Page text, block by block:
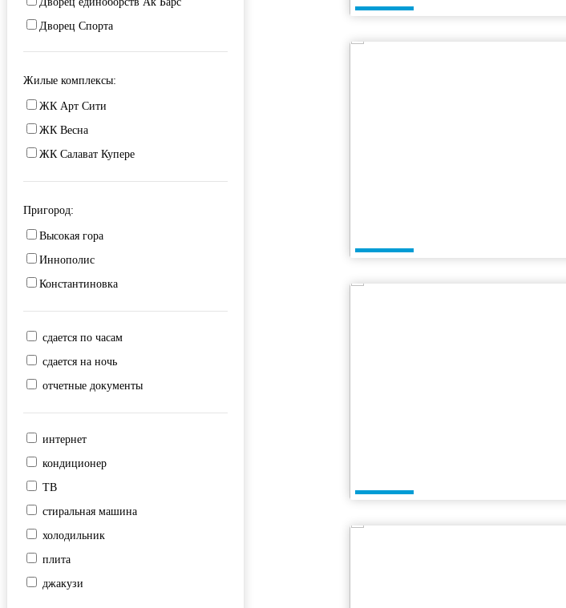
Чистопольская
Дворец Спорта
ДРКБ
озеро Нижний Кабан
парк Тысячелетия
РКБ
Северный ЖД вокзал
СК Баскет-холл
Советская площадь
Старый ЖД вокзал
Татнефть Арена
ТЦ Кольцо
улица Баумана
Жилые комплексы:
ЖК Арт Сити
ЖК Весна
ЖК Салават Купере
Пригород:
Высокая гора
Иннополис
Константиновка
сдается по часам
сдается на ночь
отчетные документы
интернет
кондиционер
ТВ
стиральная машина
холодильник
плита
джакузи